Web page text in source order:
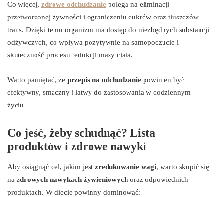
Co więcej, zdrowe odchudzanie polega na eliminacji
przetworzonej żywności i ograniczeniu cukrów oraz tłuszczów
trans. Dzięki temu organizm ma dostęp do niezbędnych substancji
odżywczych, co wpływa pozytywnie na samopoczucie i
skuteczność procesu redukcji masy ciała.
Warto pamiętać, że przepis na odchudzanie powinien być
efektywny, smaczny i łatwy do zastosowania w codziennym
życiu.
Co jeść, żeby schudnąć? Lista
produktów i zdrowe nawyki
Aby osiągnąć cel, jakim jest zredukowanie wagi, warto skupić się
na zdrowych nawykach żywieniowych oraz odpowiednich
produktach. W diecie powinny dominować: